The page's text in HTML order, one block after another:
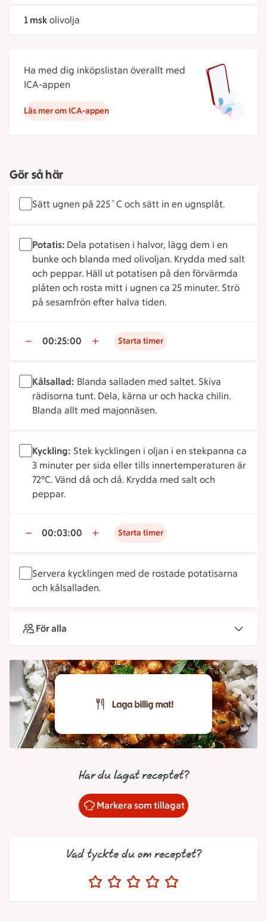
1 msk olivolja
Ha med dig inköpslistan överallt med
ICA-appen
Läs mer om ICA-appen
Gör så här
Sätt ugnen på 225˚C och sätt in en ugnsplåt.
Potatis: Dela potatisen i halvor, lägg dem i en
bunke och blanda med olivoljan. Krydda med salt
och peppar. Häll ut potatisen på den förvärmda
plåten och rosta mitt i ugnen ca 25 minuter. Strö
på sesamfrön efter halva tiden.
00:25:00 Starta timer
Kålsallad: Blanda salladen med saltet. Skiva
rädisorna tunt. Dela, kärna ur och hacka chilin.
Blanda allt med majonnäsen.
Kyckling: Stek kycklingen i oljan i en stekpanna ca
3 minuter per sida eller tills innertemperaturen är
72°C. Vänd då och då. Krydda med salt och
peppar.
00:03:00 Starta timer
Servera kycklingen med de rostade potatisarna
och kålsalladen.
För alla
Har du lagat receptet?
Markera som tillagat
Vad tyckte du om receptet?